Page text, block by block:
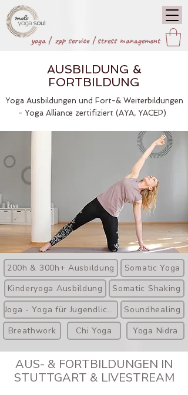
yoga | zpp service|stress management
AUSBILDUNG &
FORTBILDUNG
Yoga Ausbildungen und Fort-& Weiterbildungen
- Yoga Alliance zertifiziert (AYA, YACEP)
200h & 300h+ Ausbildung
Somatic Yoga
Kinderyoga Ausbildung
Somatic Shaking
Joga - Yoga für Jugendliche
Soundhealing
Breathwork
Chi Yoga Yoga Nidra
AUS- & FORTBILDUNGEN IN
STUTTGART & LIVESTREAM